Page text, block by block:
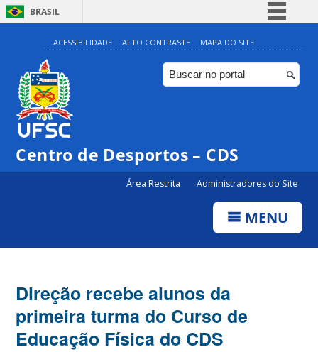
BRASIL
Simplifique!
Comunica BR
Participe
Canais
ACESSIBILIDADE ALTO CONTRASTE MAPA DO SITE
Centro de Desportos – CDS
Área Restrita Administradores do Site
MENU
Direção recebe alunos da
primeira turma do Curso de
Educação Física do CDS